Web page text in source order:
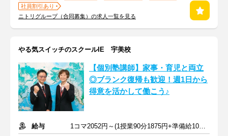
社員割引あり
ニトリグループ（合同募集）の求人一覧を見る
やる気スイッチのスクールIE 宇美校
【個別塾講師】家事・育児と両立
◎ブランク復帰も歓迎！週1日から
得意を活かして働こう♪
給与
1コマ2052円～(1授業90分1875円+準備給10分177円) ※交通費支給